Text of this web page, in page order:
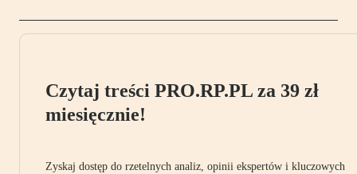
Czytaj treści PRO.RP.PL za 39 zł
miesięcznie!
Zyskaj dostęp do rzetelnych analiz, opinii ekspertów i kluczowych